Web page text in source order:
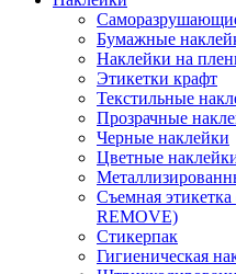
Бумажные
Наклейки на
Этикетки крафт
Текстильные
Прозрачные
Черные наклейки
Цветные
Съемная
REMOVE)
Стикерпак
Гигиеническая